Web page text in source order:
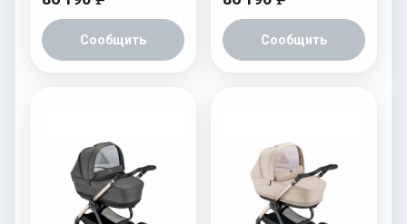
Сообщить Сообщить